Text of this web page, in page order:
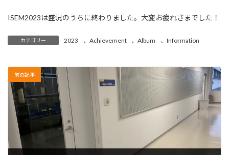
ISEM2023は盛況のうちに終わりました。大変お疲れさまでした！
カテゴリー 2023 、 Achievement 、Album 、 Information
前の記事